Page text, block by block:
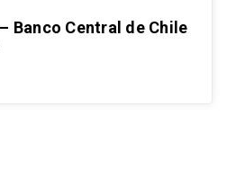
Banco Central de Chile